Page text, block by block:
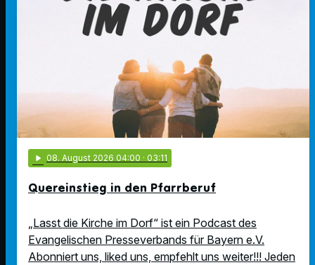
play_arrow 08. August 2026 04:00 · 03:11
Quereinstieg in den Pfarrberuf
„Lasst die Kirche im Dorf“ ist ein Podcast des
Evangelischen Presseverbands für Bayern e.V.
Abonniert uns, liked uns, empfehlt uns weiter!!! Jeden